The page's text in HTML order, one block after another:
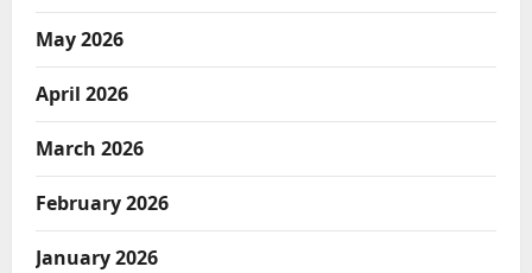
May 2026
April 2026
March 2026
February 2026
January 2026